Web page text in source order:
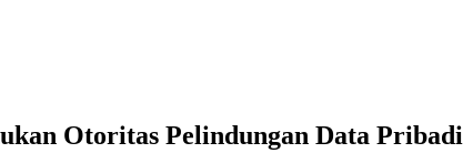
Otoritas Pelindungan Data Pribadi